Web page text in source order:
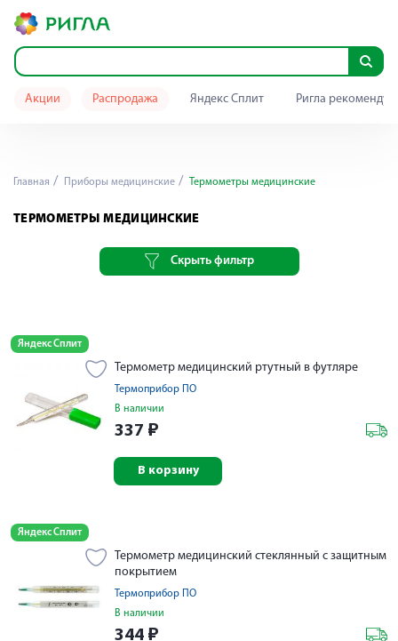
Акции Распродажа Яндекс Сплит Ригла
Главная Приборы медицинские Термометры медицинские
ТЕРМОМЕТРЫ МЕДИЦИНСКИЕ
Скрыть фильтр
Яндекс Сплит
Термометр медицинский ртутный в футляре
Термоприбор ПО
В наличии
337 ₽
В корзину
Яндекс Сплит
Термометр медицинский стеклянный с защитным
покрытием
Термоприбор ПО
В наличии
344 ₽